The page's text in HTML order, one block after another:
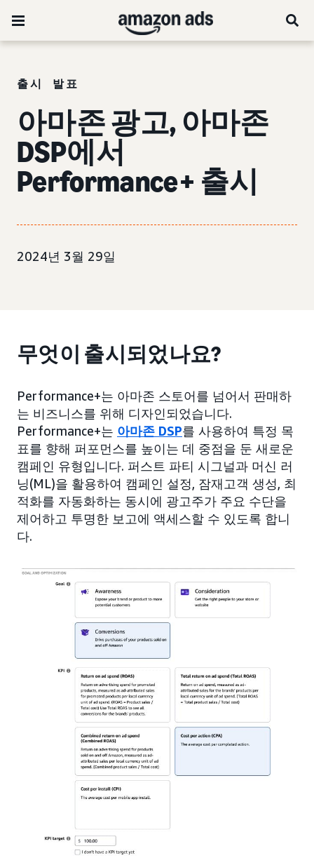
출시 발표
아마존 광고, 아마존
DSP에서
Performance+ 출시
2024년 3월 29일
무엇이 출시되었나요?
Performance+는 아마존 스토어를 넘어서 판매하
는 비즈니스를 위해 디자인되었습니다.
Performance+는 아마존 DSP를 사용하여 특정 목
표를 향해 퍼포먼스를 높이는 데 중점을 둔 새로운
캠페인 유형입니다. 퍼스트 파티 시그널과 머신 러
닝(ML)을 활용하여 캠페인 설정, 잠재고객 생성, 최
적화를 자동화하는 동시에 광고주가 주요 수단을
제어하고 투명한 보고에 액세스할 수 있도록 합니
다.